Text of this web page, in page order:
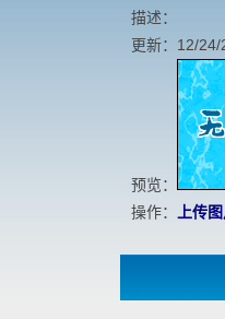
描述：
更新：12/
预览：
操作：
上传图